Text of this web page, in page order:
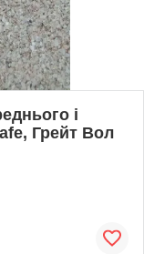
і
Грейт Вол